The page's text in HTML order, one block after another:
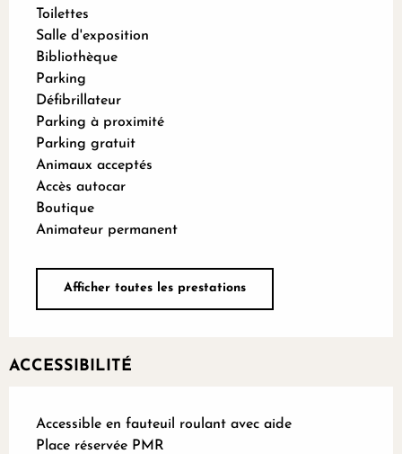
Toilettes
Salle d'exposition
Bibliothèque
Parking
Défibrillateur
Parking à proximité
Parking gratuit
Animaux acceptés
Accès autocar
Boutique
Animateur permanent
Afficher toutes les prestations
ACCESSIBILITÉ
Accessible en fauteuil roulant avec aide
Place réservée PMR